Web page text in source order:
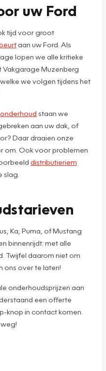
uw Ford
tijd voor groot
aan uw Ford. Als
lopen we alle kritieke
Vakgarage Muzenberg
we volgen tijdens het
staan we
aan uw dak, of
Daar draaien onze
om. Ook voor problemen
distributieriem
slag.
Ka, Puma, of Mustang
binnenrijdt: met alle
Twijfel daarom niet om
ons over te laten!
onderhoudsprijzen aan
een offerte
knop in contact komen.